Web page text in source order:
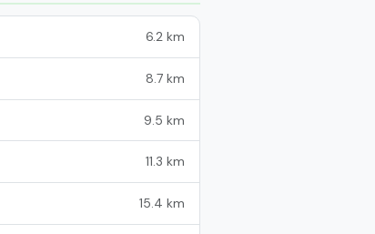
6.2 km
8.7 km
9.5 km
11.3 km
15.4 km